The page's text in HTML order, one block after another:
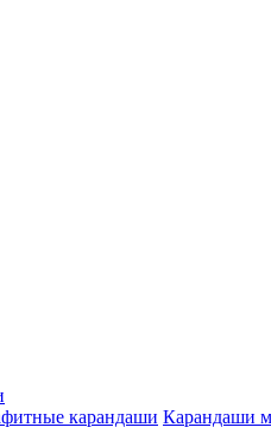
карандаши Карандаши